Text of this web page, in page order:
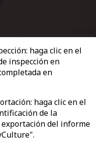
: haga clic en el
inspecciónen
en
: haga clic en el
de la
del informe